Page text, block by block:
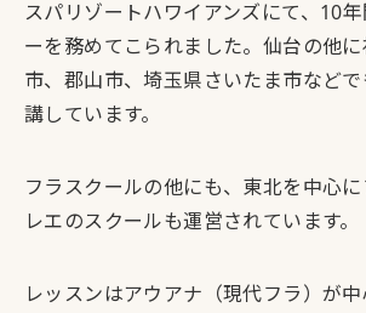
スパリゾートハワイアンズにて、10
ーを務めてこられました。仙台の他
市、郡山市、埼玉県さいたま市など
講しています。
フラスクールの他にも、東北を中心
レエのスクールも運営されています。
レッスンはアウアナ（現代フラ）が